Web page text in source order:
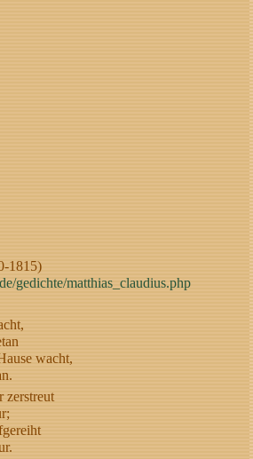
1815)
gedichte/matthias_claudius.php
wacht,
zerstreut